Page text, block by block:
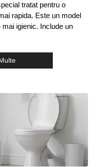
tratat pentru o
rapida. Este un model
igienic. Include un